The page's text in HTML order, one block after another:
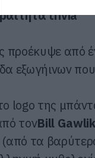
trivia
προέκυψε από
εξωγήινων
logo της
τονBill Gawlik
τα